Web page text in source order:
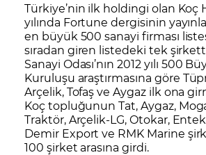
Türkiye’nin ilk holdingi olan Koç
yılında Fortune dergisinin
en büyük 500 sanayi firması
sıradan giren listedeki tek
Sanayi Odası’nın 2012 yılı 500
Kuruluşu araştırmasına göre
Arçelik, Tofaş ve Aygaz ilk ona
Koç topluğunun Tat, Aygaz,
Traktör, Arçelik-LG, Otokar,
Demir Export ve RMK Marine
100 şirket arasına girdi.